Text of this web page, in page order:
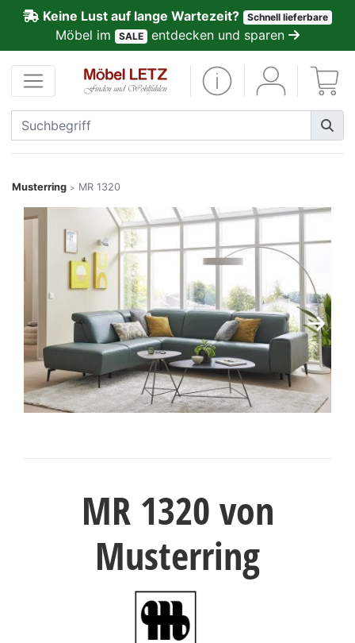
Keine Lust auf lange Wartezeit? Schnell lieferbare
Möbel im SALE entdecken und sparen
Musterring > MR 1320
MR 1320 von
Musterring
Kundenmeinungen
Anmelden
PREMIUM
Schnell
lieferbar
SALE
Polsterplaner
Möbel-
Konfigurator
0%